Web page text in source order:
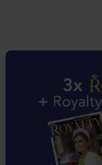
Royalty participeert in
dat Royalty
Deze website wordt